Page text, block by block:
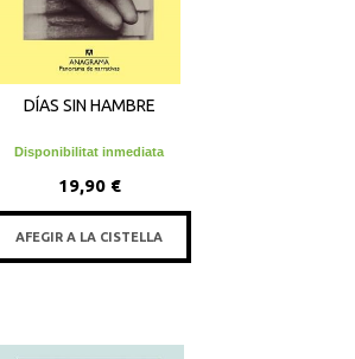
DÍAS SIN HAMBRE
Disponibilitat inmediata
19,90 €
AFEGIR A LA CISTELLA